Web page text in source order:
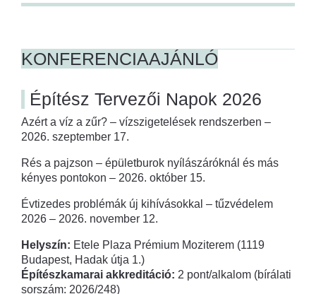
KONFERENCIAAJÁNLÓ
Építész Tervezői Napok 2026
Azért a víz a zűr? – vízszigetelések rendszerben –
2026. szeptember 17.
Rés a pajzson – épületburok nyílászáróknál és más
kényes pontokon – 2026. október 15.
Évtizedes problémák új kihívásokkal – tűzvédelem
2026 – 2026. november 12.
Helyszín: Etele Plaza Prémium Moziterem (1119
Budapest, Hadak útja 1.)
Építészkamarai akkreditáció: 2 pont/alkalom (bírálati
sorszám: 2026/248)